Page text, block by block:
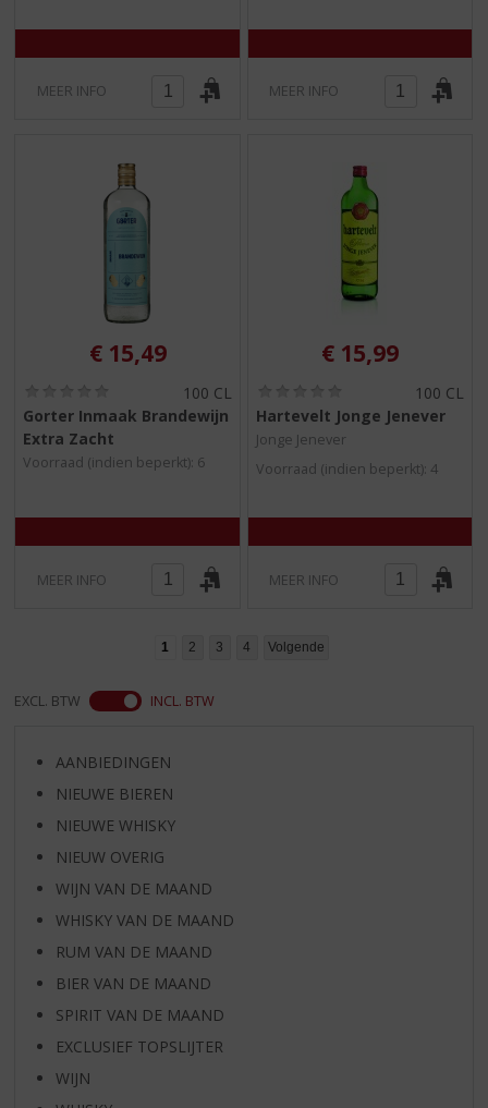
MEER INFO MEER INFO
€ 15,49
0
,
/
100 CL
Gorter Inmaak Brandewijn
Extra Zacht
Voorraad (indien beperkt): 6
MEER INFO
€ 15,99
,
5
100 CL
Hartevelt Jonge Jenever
Jonge Jenever
Voorraad (indien beperkt): 4
MEER INFO
1 2 3 4 Volgende
EXCL. BTW INCL. BTW
AANBIEDINGEN
NIEUWE BIEREN
NIEUWE WHISKY
NIEUW OVERIG
WIJN VAN DE MAAND
WHISKY VAN DE MAAND
RUM VAN DE MAAND
BIER VAN DE MAAND
SPIRIT VAN DE MAAND
EXCLUSIEF TOPSLIJTER
WIJN